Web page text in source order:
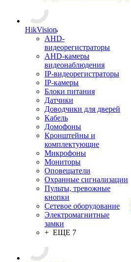
HikVision
AHD-
видеорегистраторы
AHD-камеры
видеонаблюдения
IP-видеорегистраторы
IP-камеры
Блоки питания
Датчики
Доводчики для дверей
Кабель
Домофоны
Кронштейны и
комплектующие
Микрофоны
Мониторы
Оповещатели
Охранные сигнализации
Пульты, тревожные
кнопки
Сетевое оборудование
Электромагнитные
замки
+ ЕЩЕ 7